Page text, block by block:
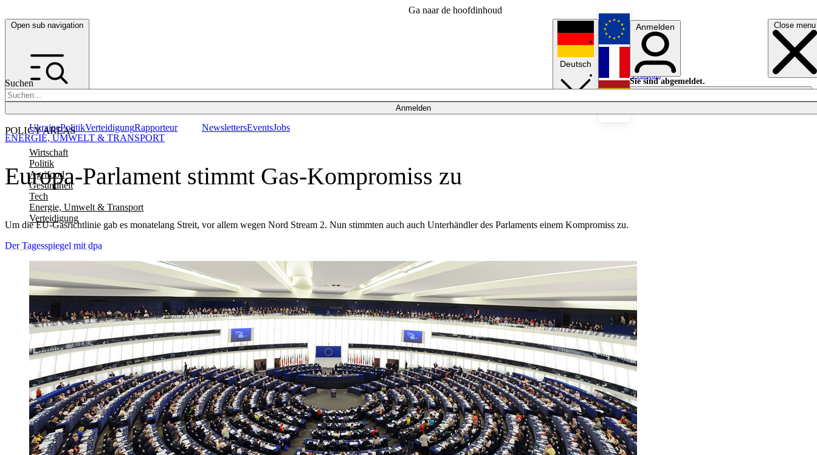
Ga naar de hoofdinhoud
Open sub navigation Close menu
Suchen
Anmelden
POLICY AREAS
Wirtschaft
Politik
Agrifood
Gesundheit
Tech
Energie, Umwelt & Transport
Verteidigung
UkrainePolitikVerteidigungRapporteur NewslettersEventsJobs
Deutsch
English
Français
Anmelden
Sie sind abgemeldet.
Anmelden
Licht aus
Europa-Parlament stimmt Gas-Kompromiss zu
Um die EU-Gasrichtlinie gab es monatelang Streit, vor allem wegen Nord Stream 2. Nun stimmten auch auch Unterhändler des Parlaments einem Kompromiss zu.
ENERGIE, UMWELT & TRANSPORT
Der Tagesspiegel mit dpa